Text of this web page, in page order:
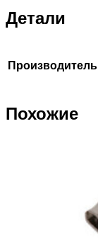
Детали
Производитель
Похожие